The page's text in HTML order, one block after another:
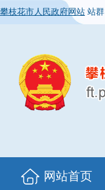
攀枝花市人民政府网站 站群
网站首页